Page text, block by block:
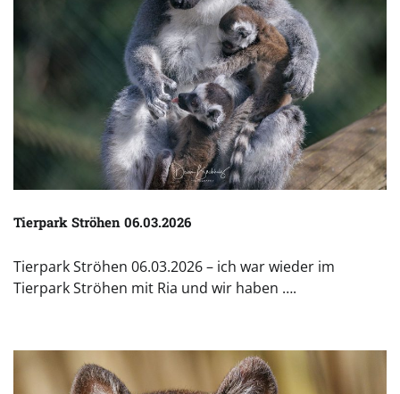
Tierpark Ströhen 06.03.2026
Tierpark Ströhen 06.03.2026 – ich war wieder im
Tierpark Ströhen mit Ria und wir haben ….